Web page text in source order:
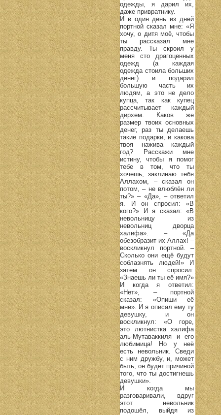
одежды, я дарил их,
даже привратнику.
И в один день из дней
портной сказал мне: «Я
хочу, о дитя моё, чтобы
ты рассказал мне
правду. Ты скроил у
меня сто драгоценных
одежд (а каждая
одежда стоила больших
денег) и подарил
большую часть их
людям, а это не дело
купца, так как купец
рассчитывает каждый
дирхем. Каков же
размер твоих основных
денег, раз ты делаешь
такие подарки, и какова
твоя нажива каждый
год? Расскажи мне
истину, чтобы я помог
тебе в том, что ты
хочешь, заклинаю тебя
Аллахом, – сказал он
потом, – не влюблён ли
ты?» – «Да», – ответил
я. И он спросил: «В
кого?» И я сказал: «В
невольницу из
невольниц дворца
халифа». – «Да
обезобразит их Аллах! –
воскликнул портной. –
Сколько они ещё будут
соблазнять людей!» И
затем он спросил:
«Знаешь ли ты её имя?»
И когда я ответил:
«Нет», – портной
сказал: «Опиши её
мне». И я описал ему ту
девушку, и он
воскликнул: «О горе,
это лютнистка халифа
аль-Мутаваккиля и его
любимица! Но у неё
есть невольник. Сведи
с ним дружбу, и, может
быть, он будет причиной
того, что ты достигнешь
девушки».
И когда мы
разговаривали, вдруг
этот невольник
подошёл, выйдя из